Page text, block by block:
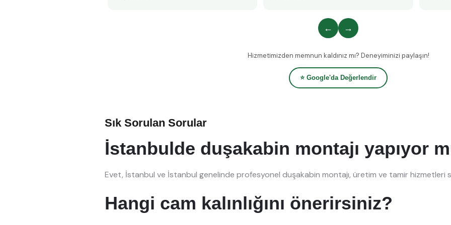
← →
Hizmetimizden memnun kaldınız mı? Deneyiminizi paylaşın!
⭐ Google'da Değerlendir
Sık Sorulan Sorular
İstanbulde duşakabin montajı yapıyor
Evet, İstanbul ve İstanbul genelinde profesyonel duşakabin montajı, üretim ve tamir hizmetleri
Hangi cam kalınlığını önerirsiniz?